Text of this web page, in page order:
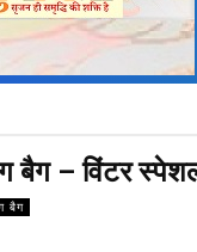
बैग – विंटर
बैग